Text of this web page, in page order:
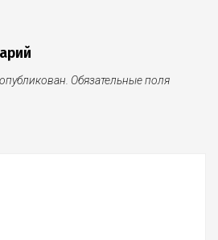
Обязательные поля